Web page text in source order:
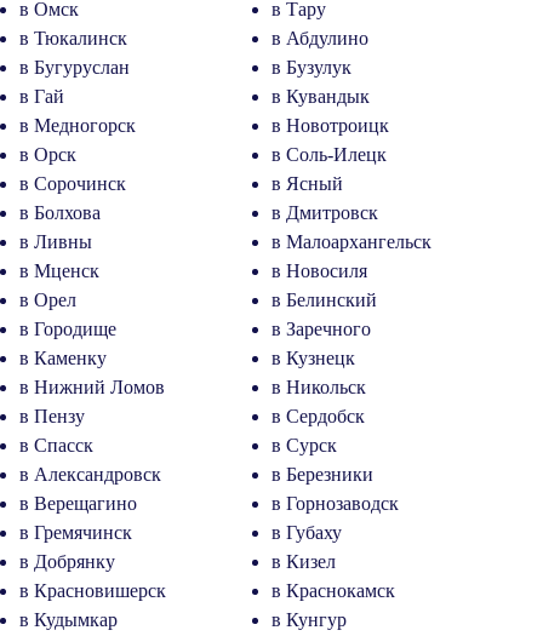
в Омск
в Тару
в Тюкалинск
в Абдулино
в Бугуруслан
в Бузулук
в Гай
в Кувандык
в Медногорск
в Новотроицк
в Орск
в Соль-Илецк
в Сорочинск
в Ясный
в Болхова
в Дмитровск
в Ливны
в Малоархангельск
в Мценск
в Новосиля
в Орел
в Белинский
в Городище
в Заречного
в Каменку
в Кузнецк
в Нижний Ломов
в Никольск
в Пензу
в Сердобск
в Спасск
в Сурск
в Александровск
в Березники
в Верещагино
в Горнозаводск
в Гремячинск
в Губаху
в Добрянку
в Кизел
в Красновишерск
в Краснокамск
в Кудымкар
в Кунгур